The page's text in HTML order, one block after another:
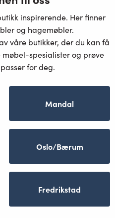
inspirerende. Her finner
og hagemøbler.
våre butikker, der du kan få
spesialister og prøve
for deg.
Mandal
Oslo/Bærum
Fredrikstad